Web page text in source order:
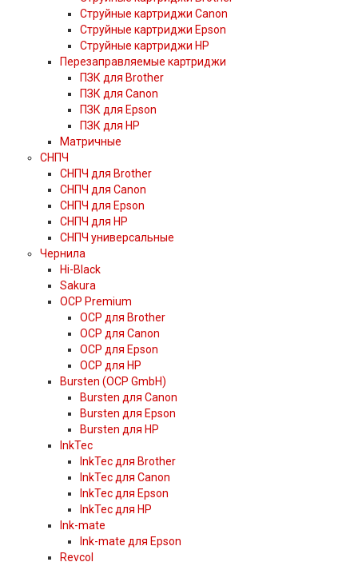
Струйные картриджи Canon
Струйные картриджи Epson
Струйные картриджи HP
Перезаправляемые картриджи
ПЗК для Brother
ПЗК для Canon
ПЗК для Epson
ПЗК для HP
Матричные
СНПЧ
СНПЧ для Brother
СНПЧ для Canon
СНПЧ для Epson
СНПЧ для HP
СНПЧ универсальные
Чернила
Hi-Black
Sakura
OCP Premium
OCP для Brother
OCP для Canon
OCP для Epson
OCP для HP
Bursten (OCP GmbH)
Bursten для Canon
Bursten для Epson
Bursten для HP
InkTec
InkTec для Brother
InkTec для Canon
InkTec для Epson
InkTec для HP
Ink-mate
Ink-mate для Epson
Revcol